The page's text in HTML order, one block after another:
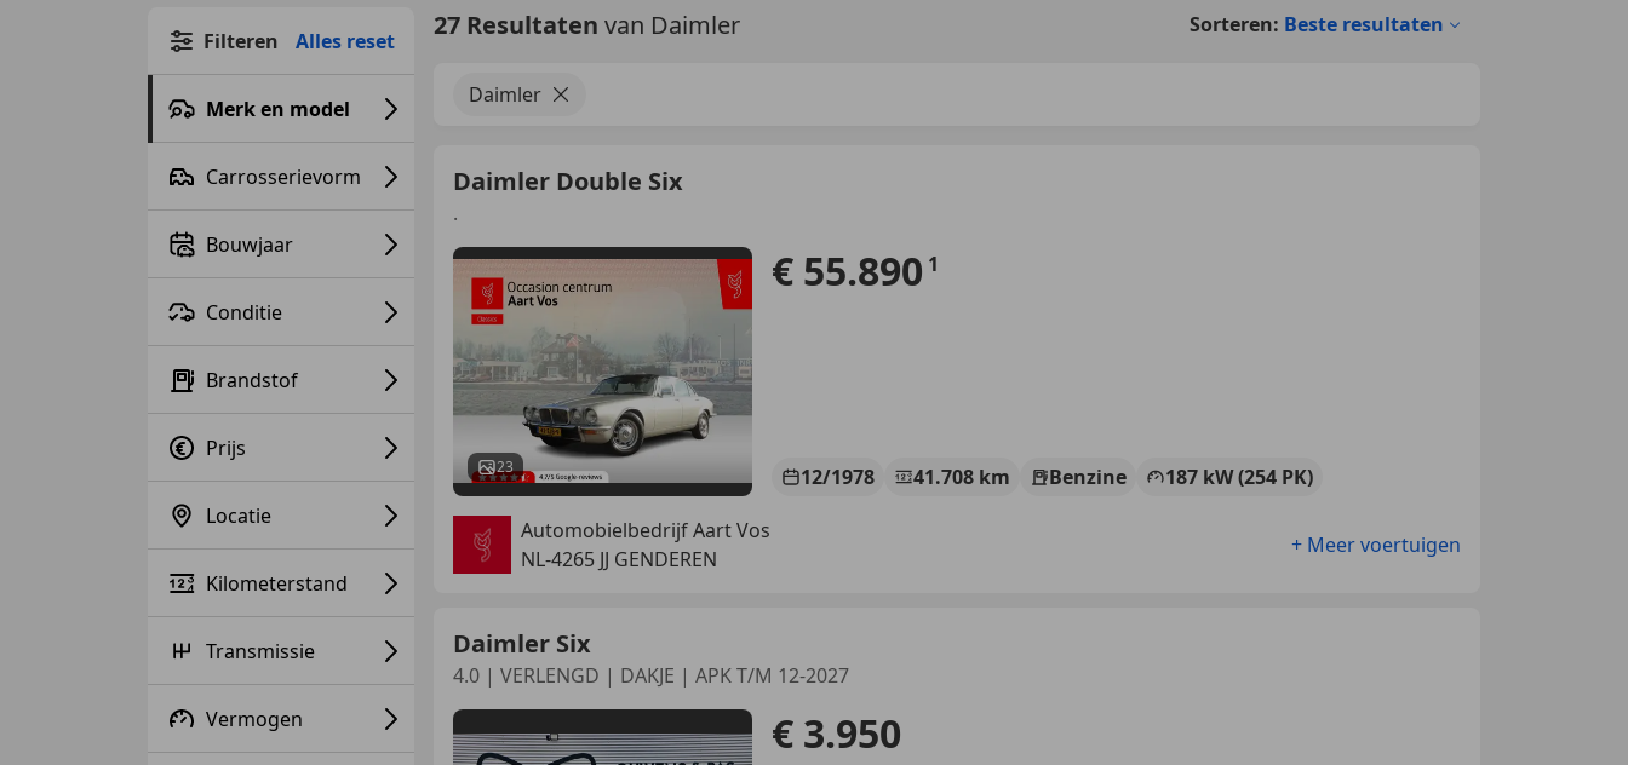
Filteren Alles reset
Merk en model
Carrosserievorm
Bouwjaar
Conditie
Brandstof
Prijs
Locatie
Kilometerstand
Transmissie
Vermogen
27 Resultaten van Daimler Sorteren: Beste resultaten
Daimler
Daimler Double Six
.
23
€ 55.890 1
12/1978 41.708 km Benzine
187 kW (254 PK)
Automobielbedrijf Aart Vos
NL-4265 JJ GENDEREN
+ Meer voertuigen
Daimler Six
4.0 | VERLENGD | DAKJE | APK T/M 12-2027
€ 3.950